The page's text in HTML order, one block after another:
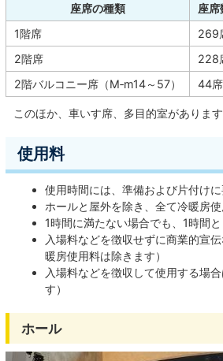
座席の種類
座席
1階席
269
2階席
228
2階バルコニー席（M‐m14～57）
44席
このほか、車いす席、多目的室がありま
使用料
使用時間には、準備および片付け
ホールと屋外を除き、全て冷暖房
1時間に満たない場合でも、1時間
入場料などを徴収せずに商業的宣
暖房使用料は除きます）
入場料などを徴収して使用する場
す）
ホール